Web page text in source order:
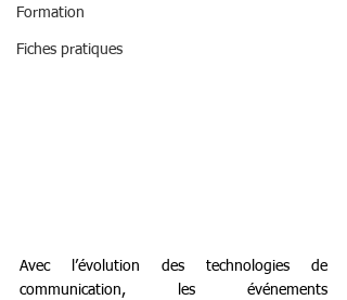
Formation
Fiches pratiques
Avec l’évolution des technologies de
communication, les événements